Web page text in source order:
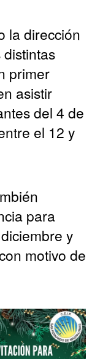
la dirección
primer
asistir
del 4 de
el 12 y
para
y
motivo de